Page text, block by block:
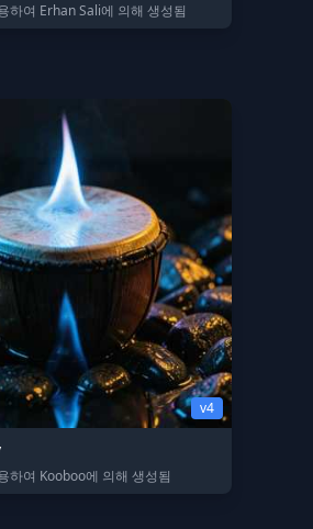
하여 Erhan Sali에 의해 생성됨
v4
하여 Kooboo에 의해 생성됨